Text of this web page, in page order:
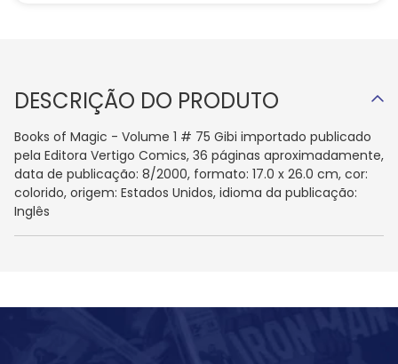
DESCRIÇÃO DO PRODUTO
Books of Magic - Volume 1 # 75 Gibi importado publicado
pela Editora Vertigo Comics, 36 páginas aproximadamente,
data de publicação: 8/2000, formato: 17.0 x 26.0 cm, cor:
colorido, origem: Estados Unidos, idioma da publicação:
Inglês